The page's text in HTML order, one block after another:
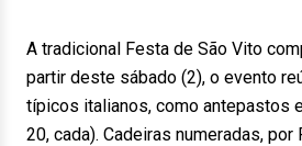
A tradicional Festa de São Vito
partir deste sábado (2), o evento
típicos italianos, como antepastos
20, cada). Cadeiras numeradas, por